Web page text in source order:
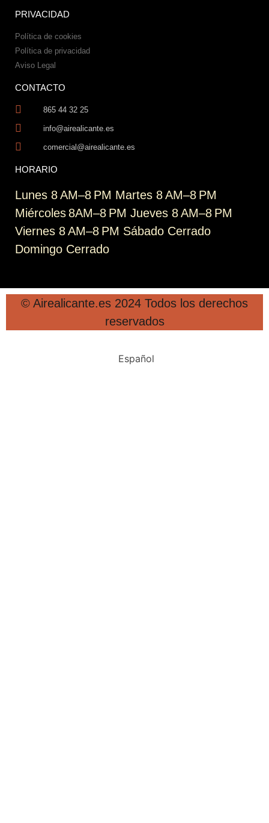
PRIVACIDAD
Política de cookies
Política de privacidad
Aviso Legal
CONTACTO
865 44 32 25
info@airealicante.es
comercial@airealicante.es
HORARIO
Lunes 8 AM–8 PM Martes 8 AM–8 PM
Miércoles 8AM–8 PM Jueves 8 AM–8 PM
Viernes 8 AM–8 PM Sábado Cerrado
Domingo Cerrado
© Airealicante.es 2024 Todos los derechos
reservados
Español